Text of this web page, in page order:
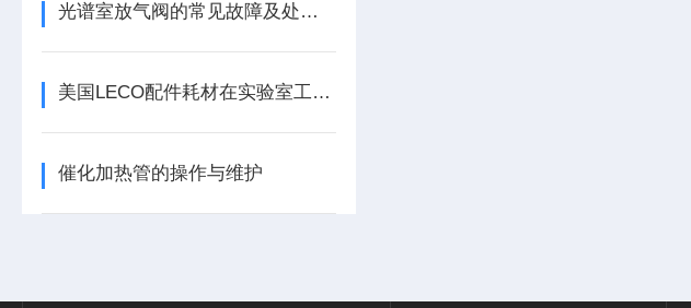
光谱室放气阀的常见故障及处理方法
美国LECO配件耗材在实验室工作中的重要性
催化加热管的操作与维护